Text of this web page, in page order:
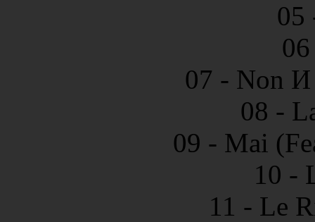
05
07 - Non И
08 -
09 - Mai
10 -
11 - Le